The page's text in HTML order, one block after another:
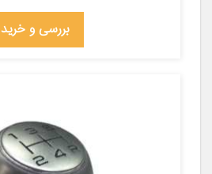
بررسی و خرید